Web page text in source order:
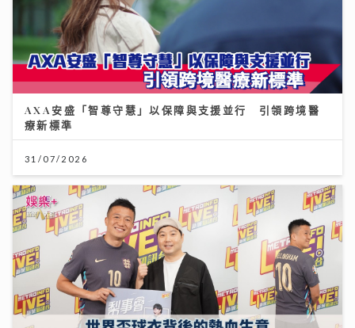
AXA安盛「智尊守慧」以保障與支援並行 引領跨境醫
療新標準
31/07/2026